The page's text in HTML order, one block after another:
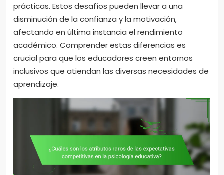
prácticas. Estos desafíos pueden llevar a una
disminución de la confianza y la motivación,
afectando en última instancia el rendimiento
académico. Comprender estas diferencias es
crucial para que los educadores creen entornos
inclusivos que atiendan las diversas necesidades de
aprendizaje.